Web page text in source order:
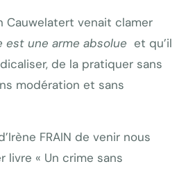
Cauwelatert venait clamer
est une arme absolue et qu’il
de la pratiquer sans
modération et sans
FRAIN de venir nous
livre « Un crime sans